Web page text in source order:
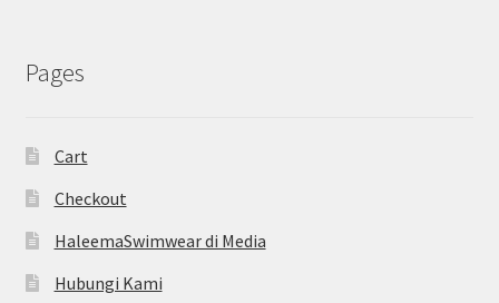
Pages
Cart
Checkout
HaleemaSwimwear di Media
Hubungi Kami